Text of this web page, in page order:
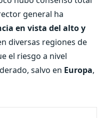
general ha
en vista del alto y
diversas regiones de
el riesgo a nivel
salvo en Europa,